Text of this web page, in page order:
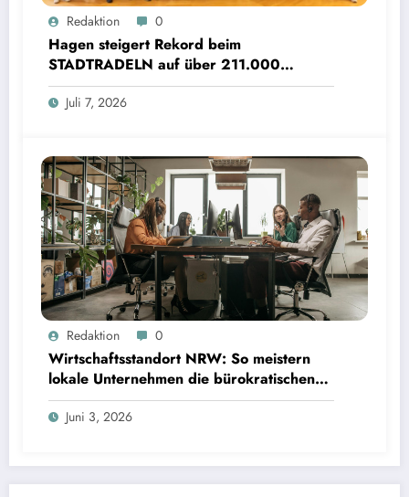
Redaktion 0
Hagen steigert Rekord beim
STADTRADELN auf über 211.000
Kilometer und spart 35 Tonnen CO2
Juli 7, 2026
Redaktion 0
Wirtschaftsstandort NRW: So meistern
lokale Unternehmen die bürokratischen
Hürden
Juni 3, 2026